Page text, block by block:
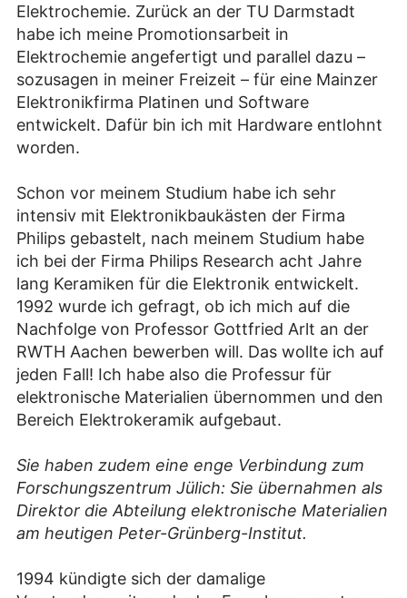
Elektrochemie. Zurück an der TU Darmstadt
habe ich meine Promotionsarbeit in
Elektrochemie angefertigt und parallel dazu –
sozusagen in meiner Freizeit – für eine Mainzer
Elektronikfirma Platinen und Software
entwickelt. Dafür bin ich mit Hardware entlohnt
worden.
Schon vor meinem Studium habe ich sehr
intensiv mit Elektronikbaukästen der Firma
Philips gebastelt, nach meinem Studium habe
ich bei der Firma Philips Research acht Jahre
lang Keramiken für die Elektronik entwickelt.
1992 wurde ich gefragt, ob ich mich auf die
Nachfolge von Professor Gottfried Arlt an der
RWTH Aachen bewerben will. Das wollte ich auf
jeden Fall! Ich habe also die Professur für
elektronische Materialien übernommen und den
Bereich Elektrokeramik aufgebaut.
Sie haben zudem eine enge Verbindung zum
Forschungszentrum Jülich: Sie übernahmen als
Direktor die Abteilung elektronische Materialien
am heutigen Peter-Grünberg-Institut.
1994 kündigte sich der damalige